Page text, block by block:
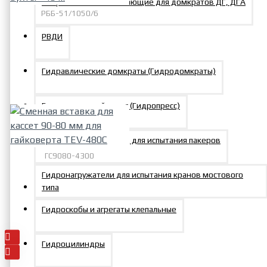
РВДИ
Гидравлические домкраты (Гидродомкраты)
Гидравлический пресс (Гидропресс)
Гидравлический стенд для испытания пакеров
Гидронагружатели для испытания кранов мостового
типа
Гидроскобы и агрегаты клепальные
Гидроцилиндры
РББ-51/1050/6
Рукав буровой G класса D 51
длина бухты - 40 м
ГС9080-4300
Сменная вставка для кассет
90-80 мм для гайковерта